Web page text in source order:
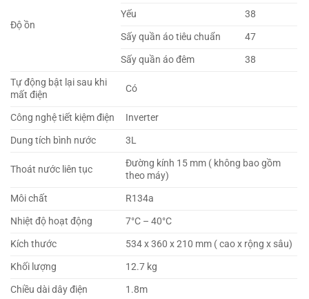
Độ ồn
Yếu
38
Sấy quần áo tiêu chuẩn
47
Sấy quần áo đêm
38
Tự động bật lại sau khi
mất điện
Có
Công nghệ tiết kiệm điện
Inverter
Dung tích bình nước
3L
Thoát nước liên tục
Đường kính 15 mm ( không bao gồm
theo máy)
Môi chất
R134a
Nhiệt độ hoạt động
7°C – 40°C
Kích thước
534 x 360 x 210 mm ( cao x rộng x sâu)
Khối lượng
12.7 kg
Chiều dài dây điện
1.8m